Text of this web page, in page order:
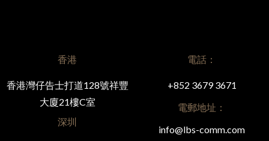
香港
香港灣仔告士打道128號祥豐
大廈21樓C室
深圳
電話：
+852 3679 3671
電郵地址：
info@lbs-comm.com